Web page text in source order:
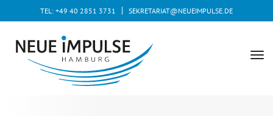
TEL: +49 40 2851 3731 SEKRETARIAT@NEUEIMPULSE.DE